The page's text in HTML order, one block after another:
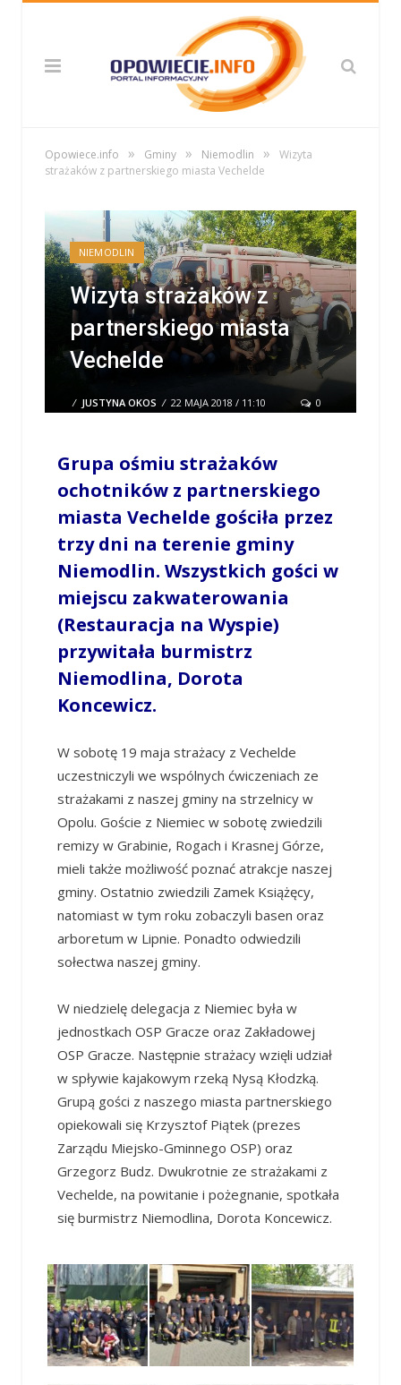
Opowiece.info » Gminy » Niemodlin »
Wizyta
strażaków z partnerskiego miasta Vechelde
NIEMODLIN
Wizyta strażaków z
partnerskiego miasta
Vechelde
/ JUSTYNA OKOS / 22 MAJA 2018 / 11:10
0
COMMENTS
Grupa ośmiu strażaków
ochotników z partnerskiego
miasta Vechelde gościła przez
trzy dni na terenie gminy
Niemodlin. Wszystkich gości w
miejscu zakwaterowania
(Restauracja na Wyspie)
przywitała burmistrz
Niemodlina, Dorota
Koncewicz.
W sobotę 19 maja strażacy z Vechelde
uczestniczyli we wspólnych ćwiczeniach ze
strażakami z naszej gminy na strzelnicy w
Opolu. Goście z Niemiec w sobotę zwiedzili
remizy w Grabinie, Rogach i Krasnej Górze,
mieli także możliwość poznać atrakcje naszej
gminy. Ostatnio zwiedzili Zamek Książęcy,
natomiast w tym roku zobaczyli basen oraz
arboretum w Lipnie. Ponadto odwiedzili
sołectwa naszej gminy.
W niedzielę delegacja z Niemiec była w
jednostkach OSP Gracze oraz Zakładowej
OSP Gracze. Następnie strażacy wzięli udział
w spływie kajakowym rzeką Nysą Kłodzką.
Grupą gości z naszego miasta partnerskiego
opiekowali się Krzysztof Piątek (prezes
Zarządu Miejsko-Gminnego OSP) oraz
Grzegorz Budz. Dwukrotnie ze strażakami z
Vechelde, na powitanie i pożegnanie, spotkała
się burmistrz Niemodlina, Dorota Koncewicz.